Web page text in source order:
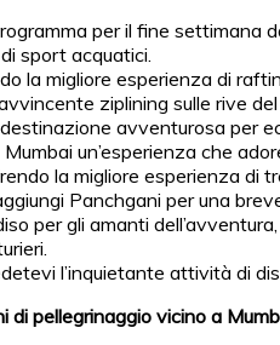
per il fine settimana
sport acquatici.
la migliore esperienza di
ziplining sulle rive
avventurosa per
un’esperienza che
la migliore esperienza di
Panchgani per una
per gli amanti
l’inquietante attività di
di pellegrinaggio vicino a